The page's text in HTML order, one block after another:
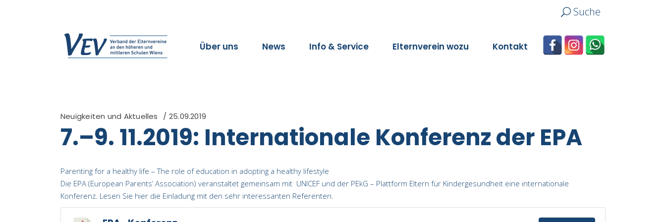
Suche
Über uns News Info & Service Elternverein wozu Kontakt
Neuigkeiten und Aktuelles 25.09.2019
7.–9. 11.2019: Internationale Konferenz der EPA
Parenting for a healthy life – The role of education in adopting a healthy lifestyle
Die EPA (European Parents’ Association) veranstaltet gemeinsam mit UNICEF und der PEkG – Plattform Eltern für Kindergesundheit eine internationale
Konferenz. Lesen Sie hier die Einladung mit den sehr interessanten Referenten.